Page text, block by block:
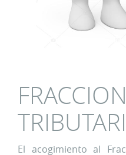
El acogimiento al